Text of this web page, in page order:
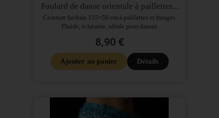
Foulard de danse orientale à paillettes...
Ceinture fuchsia 135×58 cm à paillettes et franges.
Fluide, éclatante, idéale pour danser.
8,90 €
Ajouter au panier Détails